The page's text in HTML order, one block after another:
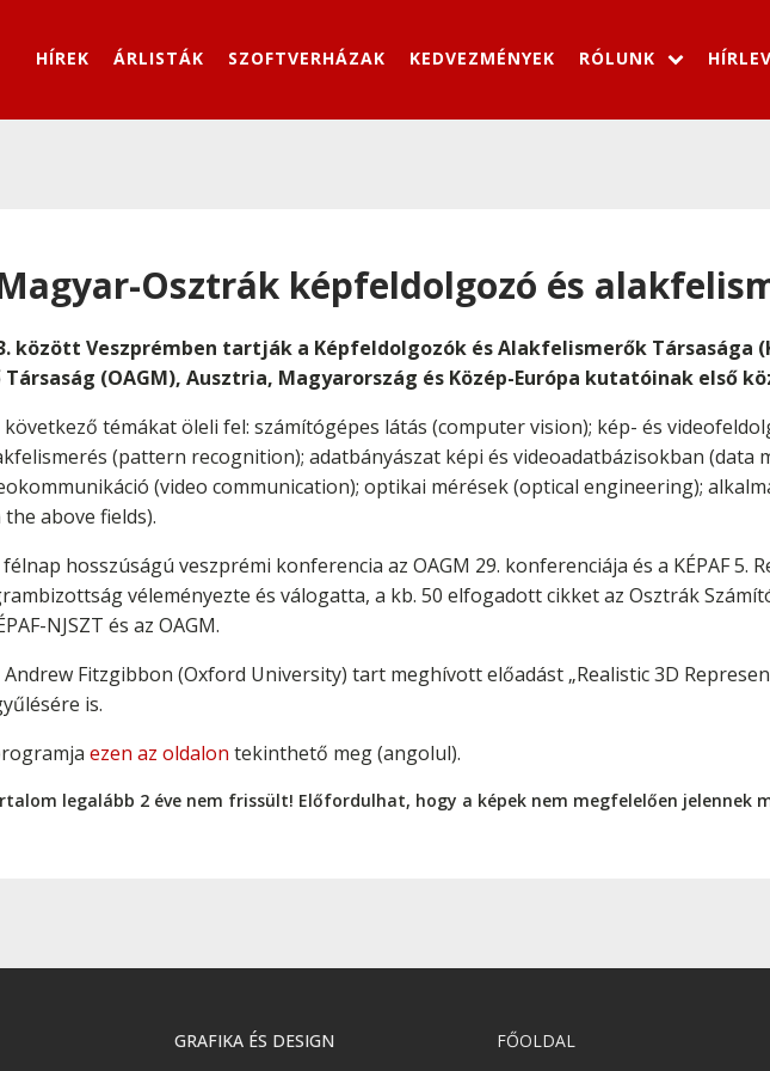
HÍREK ÁRLISTÁK SZOFTVERHÁZAK KEDVEZMÉNYEK RÓLUNK
Osztrák képfeldolgozó és
között Veszprémben tartják a Képfeldolgozók és Alakfelismerők Társasága
(OAGM), Ausztria, Magyarország és Közép-Európa kutatóinak első
következő témákat öleli fel: számítógépes látás (computer vision); kép- és
(pattern recognition); adatbányászat képi és videoadatbázisokban (data
(video communication); optikai mérések (optical engineering);
above fields).
félnap hosszúságú veszprémi konferencia az OAGM 29. konferenciája és a KÉPAF 5.
véleményezte és válogatta, a kb. 50 elfogadott cikket az Osztrák
NJSZT és az OAGM.
Fitzgibbon (Oxford University) tart meghívott előadást „Realistic 3D
is.
ezen az oldalon tekinthető meg (angolul).
legalább 2 éve nem frissült! Előfordulhat, hogy a képek nem megfelelően jelennek
GRAFIKA ÉS DESIGN FŐOLDAL